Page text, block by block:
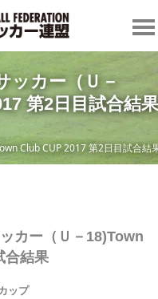
ッカー（Ｕ－
第2日目試合結果
Club CUP 2017 第2日目試合結
カー（Ｕ－18)Town
合結果
ップ